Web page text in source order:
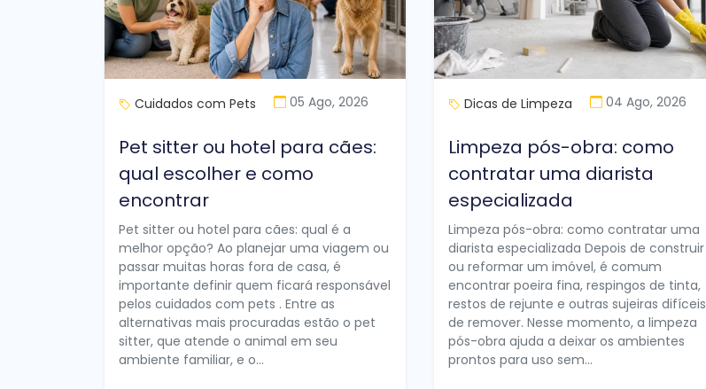
Cuidados com Pets 05 Ago, 2026
Pet sitter ou hotel para cães:
qual escolher e como
encontrar
Pet sitter ou hotel para cães: qual é a
melhor opção? Ao planejar uma viagem ou
passar muitas horas fora de casa, é
importante definir quem ficará responsável
pelos cuidados com pets . Entre as
alternativas mais procuradas estão o pet
sitter, que atende o animal em seu
ambiente familiar, e o...
Dicas de Limpeza 04 Ago, 2026
Limpeza pós-obra: como
contratar uma diarista
especializada
Limpeza pós-obra: como contratar uma
diarista especializada Depois de construir
ou reformar um imóvel, é comum
encontrar poeira fina, respingos de tinta,
restos de rejunte e outras sujeiras difíceis
de remover. Nesse momento, a limpeza
pós-obra ajuda a deixar os ambientes
prontos para uso sem...